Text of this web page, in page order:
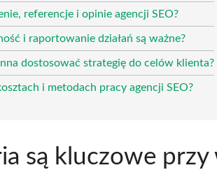
referencje i opinie agencji SEO?
i raportowanie działań są ważne?
dostosować strategię do celów klienta?
i metodach pracy agencji SEO?
są kluczowe przy